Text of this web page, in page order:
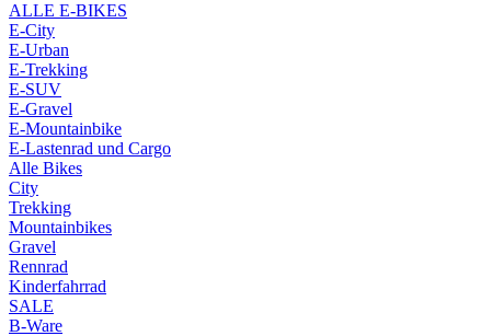
ALLE E-BIKES
E-City
E-Urban
E-Trekking
E-SUV
E-Gravel
E-Mountainbike
E-Lastenrad und Cargo
Alle Bikes
City
Trekking
Mountainbikes
Gravel
Rennrad
Kinderfahrrad
SALE
B-Ware